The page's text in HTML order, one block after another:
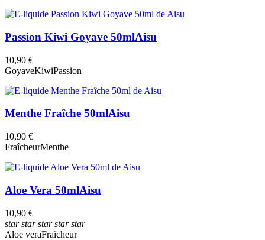
Passion Kiwi Goyave 50mlAisu
10,90 €
GoyaveKiwiPassion
Menthe Fraîche 50mlAisu
10,90 €
FraîcheurMenthe
Aloe Vera 50mlAisu
10,90 €
starstarstarstarstar
Aloe veraFraîcheur